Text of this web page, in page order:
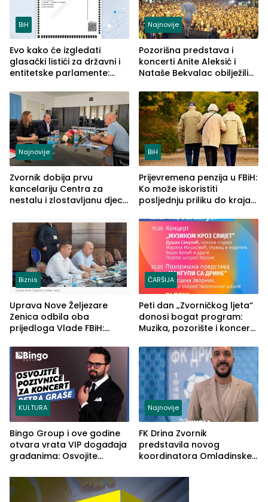
BiH
Evo kako će izgledati
glasački listići za državni i
entitetske parlamente:
vidljive na njima
Najnovije
Pozorišna predstava i
koncerti Anite Aleksić i
Nataše Bekvalac obilježili
ljeta (FOTO)
Najnovije
Zvornik dobija prvu
kancelariju Centra za
nestalu i zlostavljanu djecu
BiH
Prijevremena penzija u FBiH:
Ko može iskoristiti
posljednju priliku do kraja
Biznis
Uprava Nove Željezare
Zenica odbila oba
prijedloga Vlade FBiH:
rješenje
ČARŠIJA
Peti dan „Zvorničkog ljeta“
donosi bogat program:
Muzika, pozorište i koncert
KULTURA
Bingo Group i ove godine
otvara vrata VIP događaja
građanima: Osvojite
Graše
Najnovije
FK Drina Zvornik
predstavila novog
koordinatora Omladinske